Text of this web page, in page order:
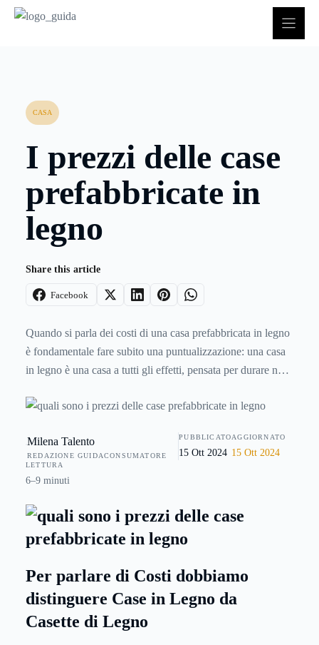
CASA
I prezzi delle case
prefabbricate in
legno
Share this article
Facebook
Quando si parla dei costi di una casa prefabbricata in legno
è fondamentale fare subito una puntualizzazione: una casa
in legno è una casa a tutti gli effetti, pensata per durare nel
standard costruttivi pari o superiori alle tradizionali case in
casette in legno o con i moduli abitativi provvisori MAP (le
casette in legno di cui siamo abituati a sentir parlare dai
mass media nel caso di eventi sismici eccezionali).
Milena Talento
REDAZIONE GUIDACONSUMATORE
PUBBLICATO
15 Ott 2024
AGGIORNATO
15 Ott 2024
LETTURA
6–9 minuti
Per parlare di Costi dobbiamo
distinguere Case in Legno da
Casette di Legno